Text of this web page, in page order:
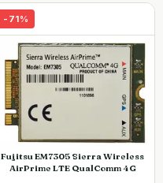
- 71%
Fujitsu EM7305 Sierra Wireless
AirPrime LTE QualComm 4G